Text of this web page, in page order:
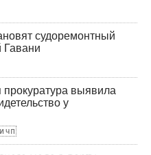
судоремонтный
Гавани
прокуратура выявила
у
чп